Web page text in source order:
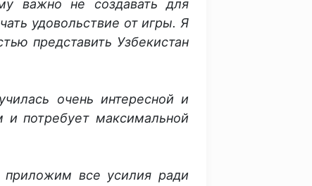
важно не создавать для
удовольствие от игры. Я
представить Узбекистан
очень интересной и
потребует максимальной
все усилия ради